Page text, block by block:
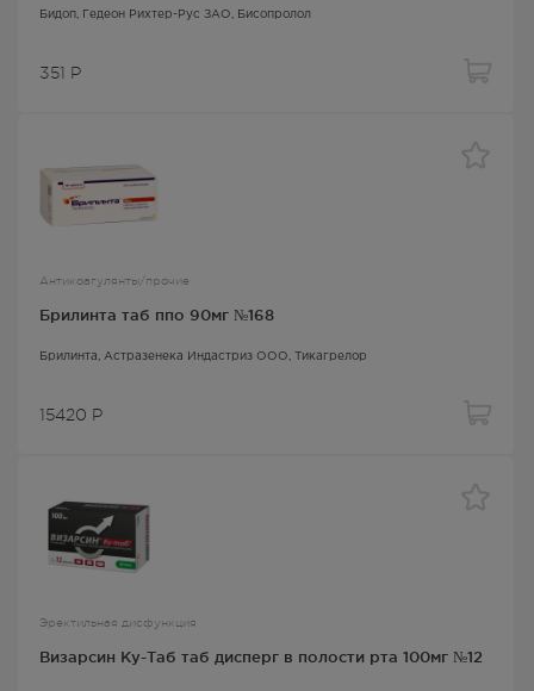
Бидоп , Гедеон Рихтер-Рус ЗАО, Бисопролол
351 Р
Антикоагулянты/прочие
Брилинта таб ппо 90мг №168
Брилинта , Астразенека Индастриз ООО, Тикагрелор
15420 Р
Эректильная дисфункция
Визарсин Ку-Таб таб дисперг в полости рта 100мг №12